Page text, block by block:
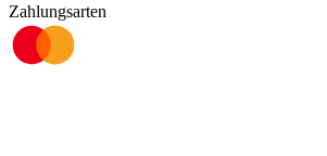
Zahlungsarten